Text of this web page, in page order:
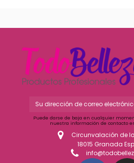
Puede darse de baja en cualquier
nuestra información de contacto
Circunvalación de la
18015 Granada